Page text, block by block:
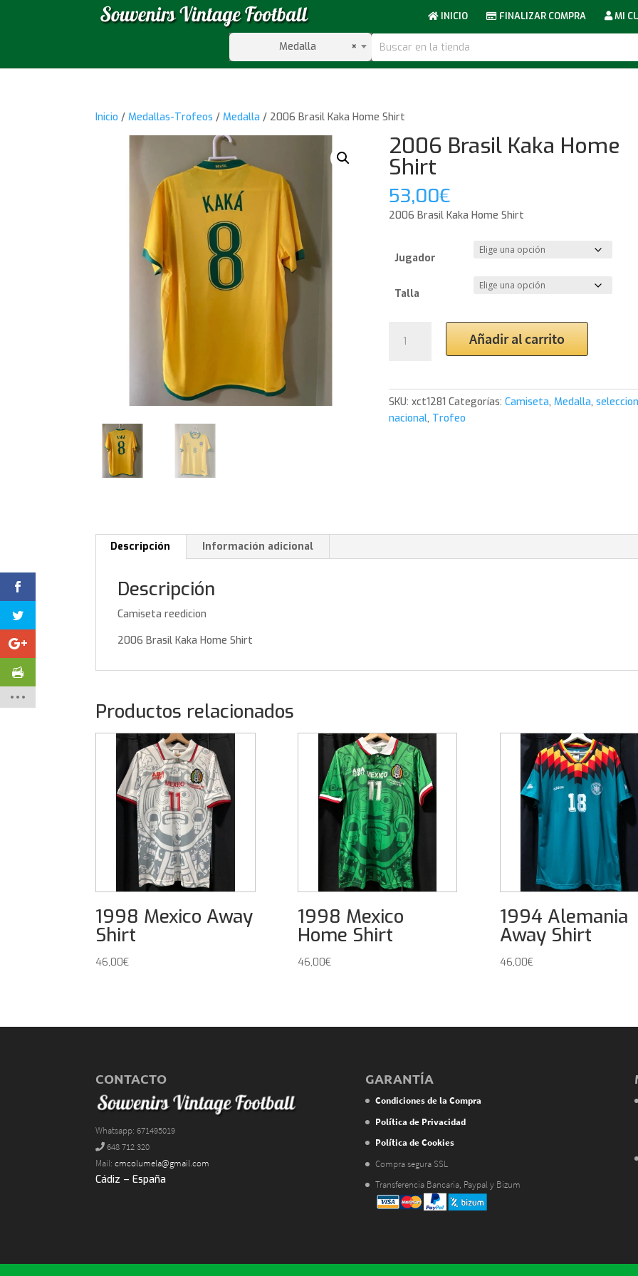
INICIO FINALIZAR COMPRA MI
×
Medalla
Inicio /Medallas-Trofeos /Medalla / 2006 Brasil Kaka Home Shirt
2006 Brasil Kaka Home
Shirt
53,00€
2006 Brasil Kaka Home Shirt
Jugador
Talla
Brasil
Shirt
cantidad
Añadir al carrito
SKU:xct1281 Categorías:Camiseta,Medalla,
nacional, Trofeo
Descripción Información adicional
Descripción
Camiseta reedicion
2006 Brasil Kaka Home Shirt
Productos relacionados
1998 Mexico Away
Shirt
46,00€
1998 Mexico
Home Shirt
46,00€
1994 Alemania
Away Shirt
46,00€
CONTACTO
Whatsapp: 671495019
648 712 320
Mail:cmcolumela@gmail.com
Cádiz – España
GARANTÍA
Condiciones de la Compra
Política de Privacidad
Política de Cookies
Compra segura SSL
Transferencia Bancaria, Paypal y Bizum